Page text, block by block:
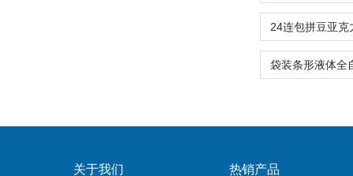
关于我们 热销产品